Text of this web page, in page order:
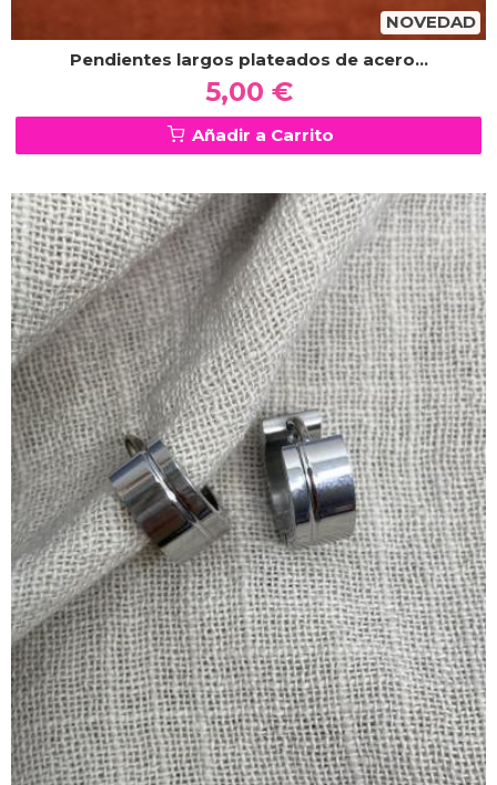
NOVEDAD
Pendientes largos plateados de acero...
5,00 €
Añadir a Carrito